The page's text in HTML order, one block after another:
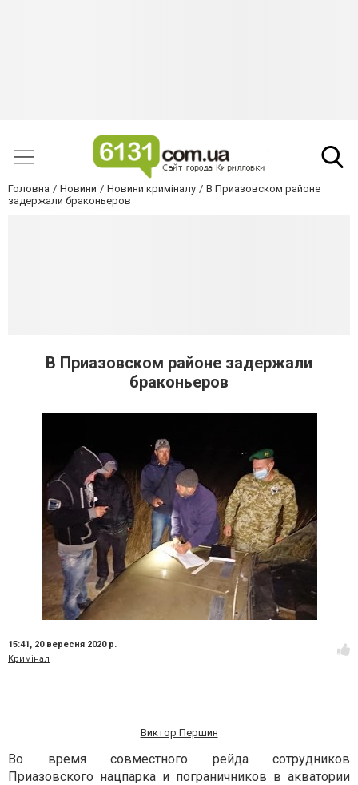
Головна Новини Новини криміналу
В Приазовском районе
задержали браконьеров
В Приазовском районе задержали
браконьеров
15:41, 20 вересня 2020 р.
Кримінал
Виктор Першин
Во время совместного рейда сотрудников
Приазовского нацпарка и пограничников в акватории